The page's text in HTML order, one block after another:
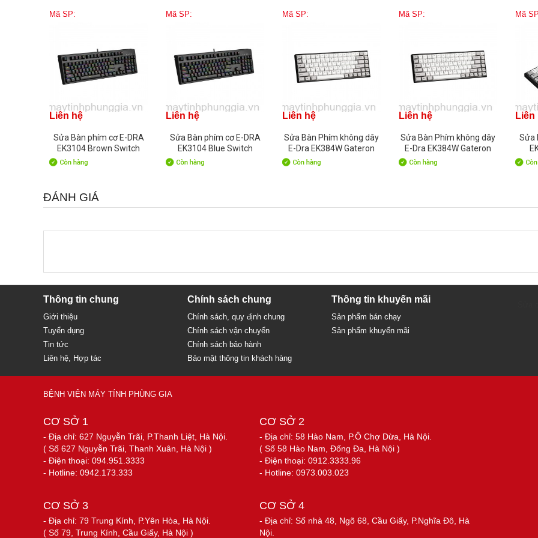
Mã SP:
Liên hệ
Sửa Bàn phím cơ E-DRA
EK3104 Brown Switch
Version 2021
Mã SP:
Liên hệ
Sửa Bàn phím cơ E-DRA
EK3104 Blue Switch
Version 2021
Mã SP:
Liên hệ
Sửa Bàn Phím không dây
E-Dra EK384W Gateron
Switch Brown
Mã SP:
Liên hệ
Sửa Bàn Phím không dây
E-Dra EK384W Gateron
Switch Red
Mã
Liên
Sửa
ĐÁNH GIÁ
Thông tin chung
Giới thiệu
Tuyển dụng
Tin tức
Liên hệ, Hợp tác
Chính sách chung
Chính sách, quy định chung
Chính sách vận chuyển
Chính sách bảo hành
Bảo mật thông tin khách hàng
Thông tin khuyến mãi
Sản phẩm bán chạy
Sản phẩm khuyến mãi
BỆNH VIỆN MÁY TÍNH PHÙNG GIA
CƠ SỞ 1
- Địa chỉ: 627 Nguyễn Trãi, P.Thanh Liệt, Hà Nội.
( Số 627 Nguyễn Trãi, Thanh Xuân, Hà Nội )
- Điện thoại: 094.951.3333
- Hotline: 0942.173.333
CƠ SỞ 2
- Địa chỉ: 58 Hào Nam, P.Ô Chợ Dừa, Hà Nội.
( Số 58 Hào Nam, Đống Đa, Hà Nội )
- Điện thoại: 0912.3333.96
- Hotline: 0973.003.023
CƠ SỞ 3
- Địa chỉ: 79 Trung Kính, P.Yên Hòa, Hà Nội.
( Số 79, Trung Kính, Cầu Giấy, Hà Nội )
CƠ SỞ 4
- Địa chỉ: Số nhà 48, Ngõ 68, Cầu Giấy, P.Nghĩa Đô, Hà
Nội.